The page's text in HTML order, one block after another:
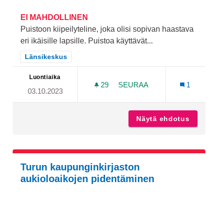
EI MAHDOLLINEN
Puistoon kiipeilyteline, joka olisi sopivan haastava
eri ikäisille lapsille. Puistoa käyttävät...
Rajaa tulokset teeman mukaan: Länsikeskus
Länsikeskus
Luontiaika
03.10.2023
29 29 SEURAAJAA
SEURAA
1
Näytä ehdotus
Turun kaupunginkirjaston
aukioloaikojen pidentäminen